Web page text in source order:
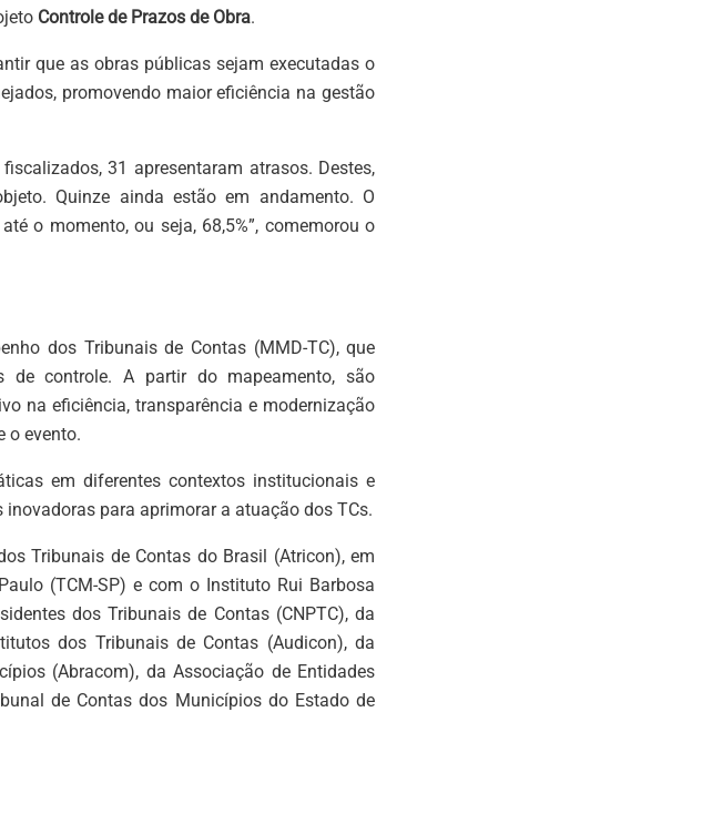
Controle de Prazos de Obra.
que as obras públicas sejam executadas o
promovendo maior eficiência na gestão
31 apresentaram atrasos. Destes,
Quinze ainda estão em andamento. O
o momento, ou seja, 68,5%”, comemorou o
dos Tribunais de Contas (MMD-TC), que
controle. A partir do mapeamento, são
na eficiência, transparência e modernização
o evento.
em diferentes contextos institucionais e
para aprimorar a atuação dos TCs.
Tribunais de Contas do Brasil (Atricon), em
(TCM-SP) e com o Instituto Rui Barbosa
dos Tribunais de Contas (CNPTC), da
dos Tribunais de Contas (Audicon), da
(Abracom), da Associação de Entidades
de Contas dos Municípios do Estado de